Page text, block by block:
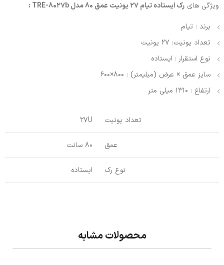
ویژگی های رک ایستاده تیام 27 یونیت عمق 80 مدل TRE-8027b :
برند : تیام
تعداد یونیت: 27 یونیت
نوع استقرار : ایستاده
سایز عمق × عرض (میلیمتر) : 800×600
ارتفاع : 1310 میلی متر
تعداد یونیت 27U
عمق 80 سانت
نوع رک ایستاده
محصولات مشابه